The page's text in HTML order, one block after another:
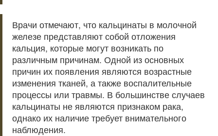
Врачи отмечают, что кальцинаты в молочной
железе представляют собой отложения
кальция, которые могут возникать по
различным причинам. Одной из основных
причин их появления являются возрастные
изменения тканей, а также воспалительные
процессы или травмы. В большинстве случаев
кальцинаты не являются признаком рака,
однако их наличие требует внимательного
наблюдения.